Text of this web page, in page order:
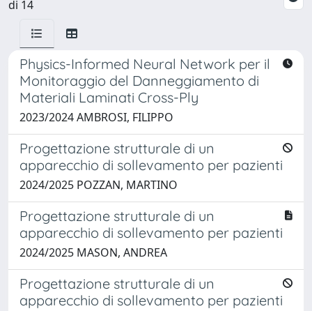
di 14
Physics-Informed Neural Network per il
Monitoraggio del Danneggiamento di
Materiali Laminati Cross-Ply
2023/2024 AMBROSI, FILIPPO
Progettazione strutturale di un
apparecchio di sollevamento per pazienti
2024/2025 POZZAN, MARTINO
Progettazione strutturale di un
apparecchio di sollevamento per pazienti
2024/2025 MASON, ANDREA
Progettazione strutturale di un
apparecchio di sollevamento per pazienti